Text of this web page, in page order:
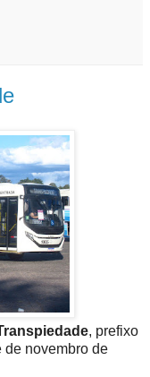
, prefixo
de novembro de